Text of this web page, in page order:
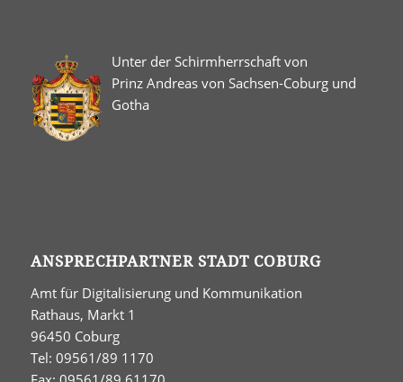
Unter der Schirmherrschaft von
Prinz Andreas von Sachsen-Coburg und
Gotha
ANSPRECHPARTNER STADT COBURG
Amt für Digitalisierung und Kommunikation
Rathaus, Markt 1
96450 Coburg
Tel: 09561/89 1170